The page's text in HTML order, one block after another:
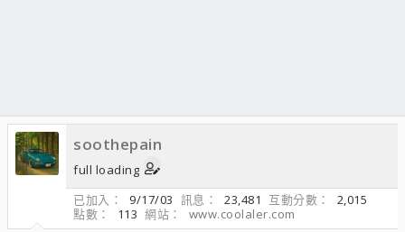
soothepain
full loading
已加入
9/17/03 訊息 23,481 互動分數
2,015
點數
113 網站
www.coolaler.com